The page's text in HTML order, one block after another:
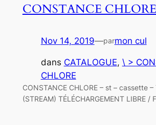
CONSTANCE CHLORE
Nov 14, 2019—parmon cul
dans CATALOGUE, \ >
CHLORE
CONSTANCE CHLORE – st – cassette
(STREAM) TÉLÉCHARGEMENT LIBRE /